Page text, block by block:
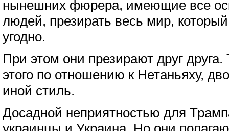
нынешних фюрера, имеющие все
людей, презирать весь мир,
угодно.
При этом они презирают друг
этого по отношению к Нетаньяху,
иной стиль.
Досадной неприятностью для